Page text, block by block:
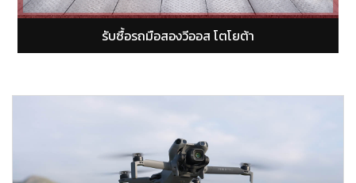
รับซื้อรถมือสองยารีส โตโยต้า